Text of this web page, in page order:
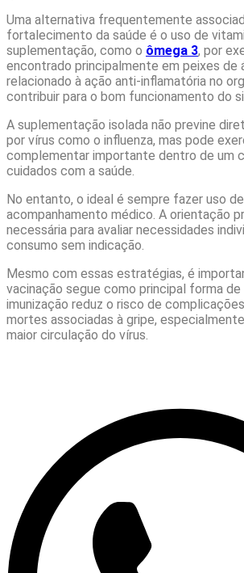
Uma alternativa frequentemente
fortalecimento da saúde é o uso de
suplementação, como o ômega 3, por
encontrado principalmente em peixes de
relacionado à ação anti-inflamatória no
contribuir para o bom funcionamento do
A suplementação isolada não previne
por vírus como o influenza, mas pode
complementar importante dentro de um
cuidados com a saúde.
No entanto, o ideal é sempre fazer uso
acompanhamento médico. A orientação
necessária para avaliar necessidades
consumo sem indicação.
Mesmo com essas estratégias, é
vacinação segue como principal forma de
imunização reduz o risco de
mortes associadas à gripe,
maior circulação do vírus.